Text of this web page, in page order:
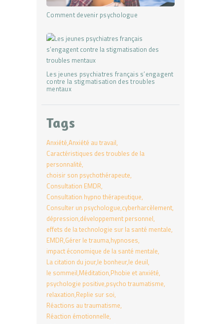
Comment devenir psychologue
Les jeunes psychiatres français s’engagent
contre la stigmatisation des troubles
mentaux
Tags
Anxiété Anxiété au travail
Caractéristiques des troubles de la
personnalité
choisir son psychothérapeute
Consultation EMDR
Consultation hypno thérapeutique
Consulter un psychologue cyberharcèlement
dépression développement personnel
effets de la technologie sur la santé mentale
EMDR Gérer le trauma hypnoses
impact économique de la santé mentale
La citation du jour le bonheur le deuil
le sommeil Méditation Phobie et anxiété
psychologie positive psycho traumatisme
relaxation Replie sur soi
Réactions au traumatisme
Réaction émotionnelle